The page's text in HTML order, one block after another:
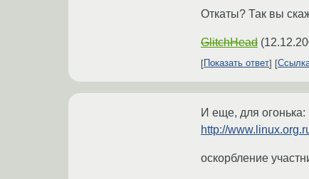
Откаты? Так вы
GlitchHead (
Показать ответ
И еще, для огонька:
http://
оскорбление